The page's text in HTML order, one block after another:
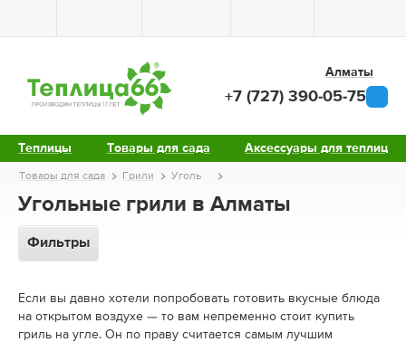
Теплицы Товары для сада Аксессуары для теплиц
Алматы
+7 (727) 390-05-75
Товары для сада Грили Уголь
Угольные грили в Алматы
Фильтры
Если вы давно хотели попробовать готовить вкусные блюда
на открытом воздухе — то вам непременно стоит купить
гриль на угле. Он по праву считается самым лучшим